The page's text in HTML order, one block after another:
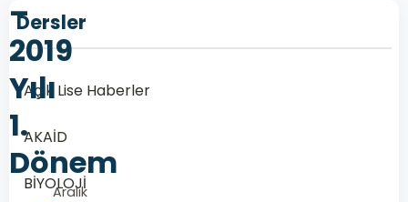
–
2019
Yılı
1.
Dönem
Aralık
Dersler
Açık Lise Haberler
AKAİD
BİYOLOJİ